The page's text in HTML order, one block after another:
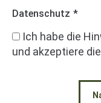
Datenschutz *
Ich habe die
und akzeptiere